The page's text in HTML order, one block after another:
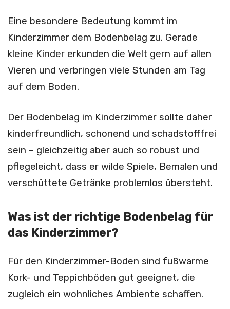
Eine besondere Bedeutung kommt im
Kinderzimmer dem Bodenbelag zu. Gerade
kleine Kinder erkunden die Welt gern auf allen
Vieren und verbringen viele Stunden am Tag
auf dem Boden.
Der Bodenbelag im Kinderzimmer sollte daher
kinderfreundlich, schonend und schadstofffrei
sein – gleichzeitig aber auch so robust und
pflegeleicht, dass er wilde Spiele, Bemalen und
verschüttete Getränke problemlos übersteht.
Was ist der richtige Bodenbelag für
das Kinderzimmer?
Für den Kinderzimmer-Boden sind fußwarme
Kork- und Teppichböden gut geeignet, die
zugleich ein wohnliches Ambiente schaffen.